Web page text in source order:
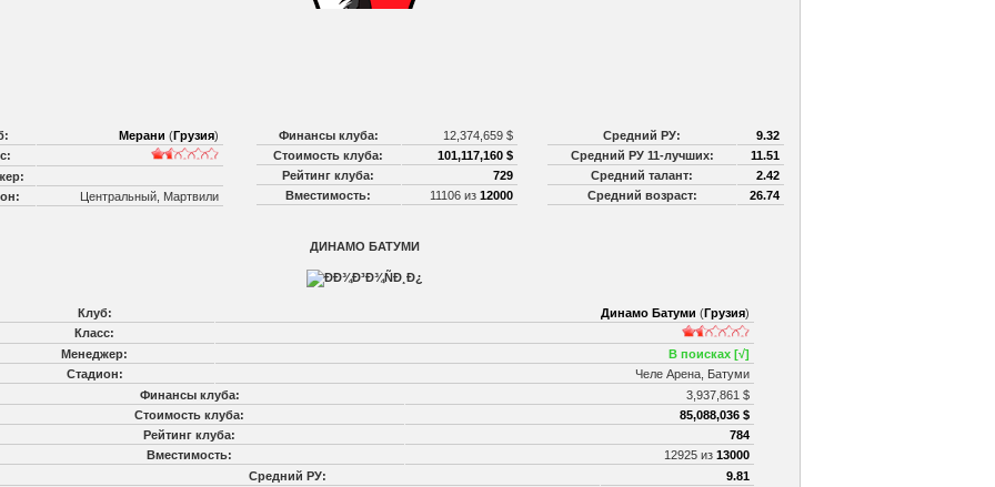
Мерани (Грузия)
Центральный, Мартвили
Финансы клуба:
12,374,659 $
Стоимость клуба:
101,117,160 $
Рейтинг клуба:
729
Вместимость:
11106 из 12000
Средний РУ:
9.32
Средний РУ 11-лучших:
11.51
Средний талант:
2.42
Средний возраст:
26.74
ДИНАМО БАТУМИ
Клуб: Динамо Батуми (Грузия)
Класс:
Менеджер:
В поисках [√]
Стадион:
Челе Арена, Батуми
Финансы клуба:
3,937,861 $
Стоимость клуба:
85,088,036 $
Рейтинг клуба:
784
Вместимость:
12925 из 13000
Средний РУ:
9.81